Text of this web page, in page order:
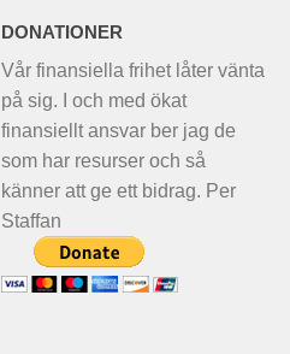
DONATIONER
Vår finansiella frihet låter vänta
på sig. I och med ökat
finansiellt ansvar ber jag de
som har resurser och så
känner att ge ett bidrag. Per
Staffan